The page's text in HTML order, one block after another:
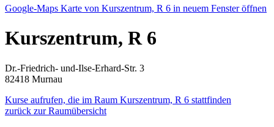
Google-Maps Karte von Kurszentrum, R 6 in neuem Fenster öffnen
Kurszentrum, R 6
Dr.-Friedrich- und-Ilse-Erhard-Str. 3
82418 Murnau
Kurse aufrufen, die im Raum Kurszentrum, R 6 stattfinden
zurück zur Raumübersicht